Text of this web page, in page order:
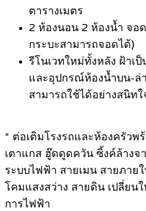
ตารางเมตร
2 ห้องนอน 2 ห้องน้ำ จอ
กระบะสามารถจอดได้)
รีโนเวทใหม่ทั้งหลัง ฝ้าเ
และอุปกรณ์ห้องน้ำบน-ล่
สามารถใช้ได้อย่างสนิทใ
* ต่อเติมโรงรถและห้องครัวพ
เตาแกส ฮู๊ดดูดควัน ซิ้งค์ล้างจ
ระบบไฟฟ้า สายเมน สายภาย
โคมแสงสว่าง สายดิน เปลี่ยน
การไฟฟ้า